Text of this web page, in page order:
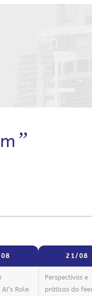
”
21/08
Role
Perspectivas e
práticas do